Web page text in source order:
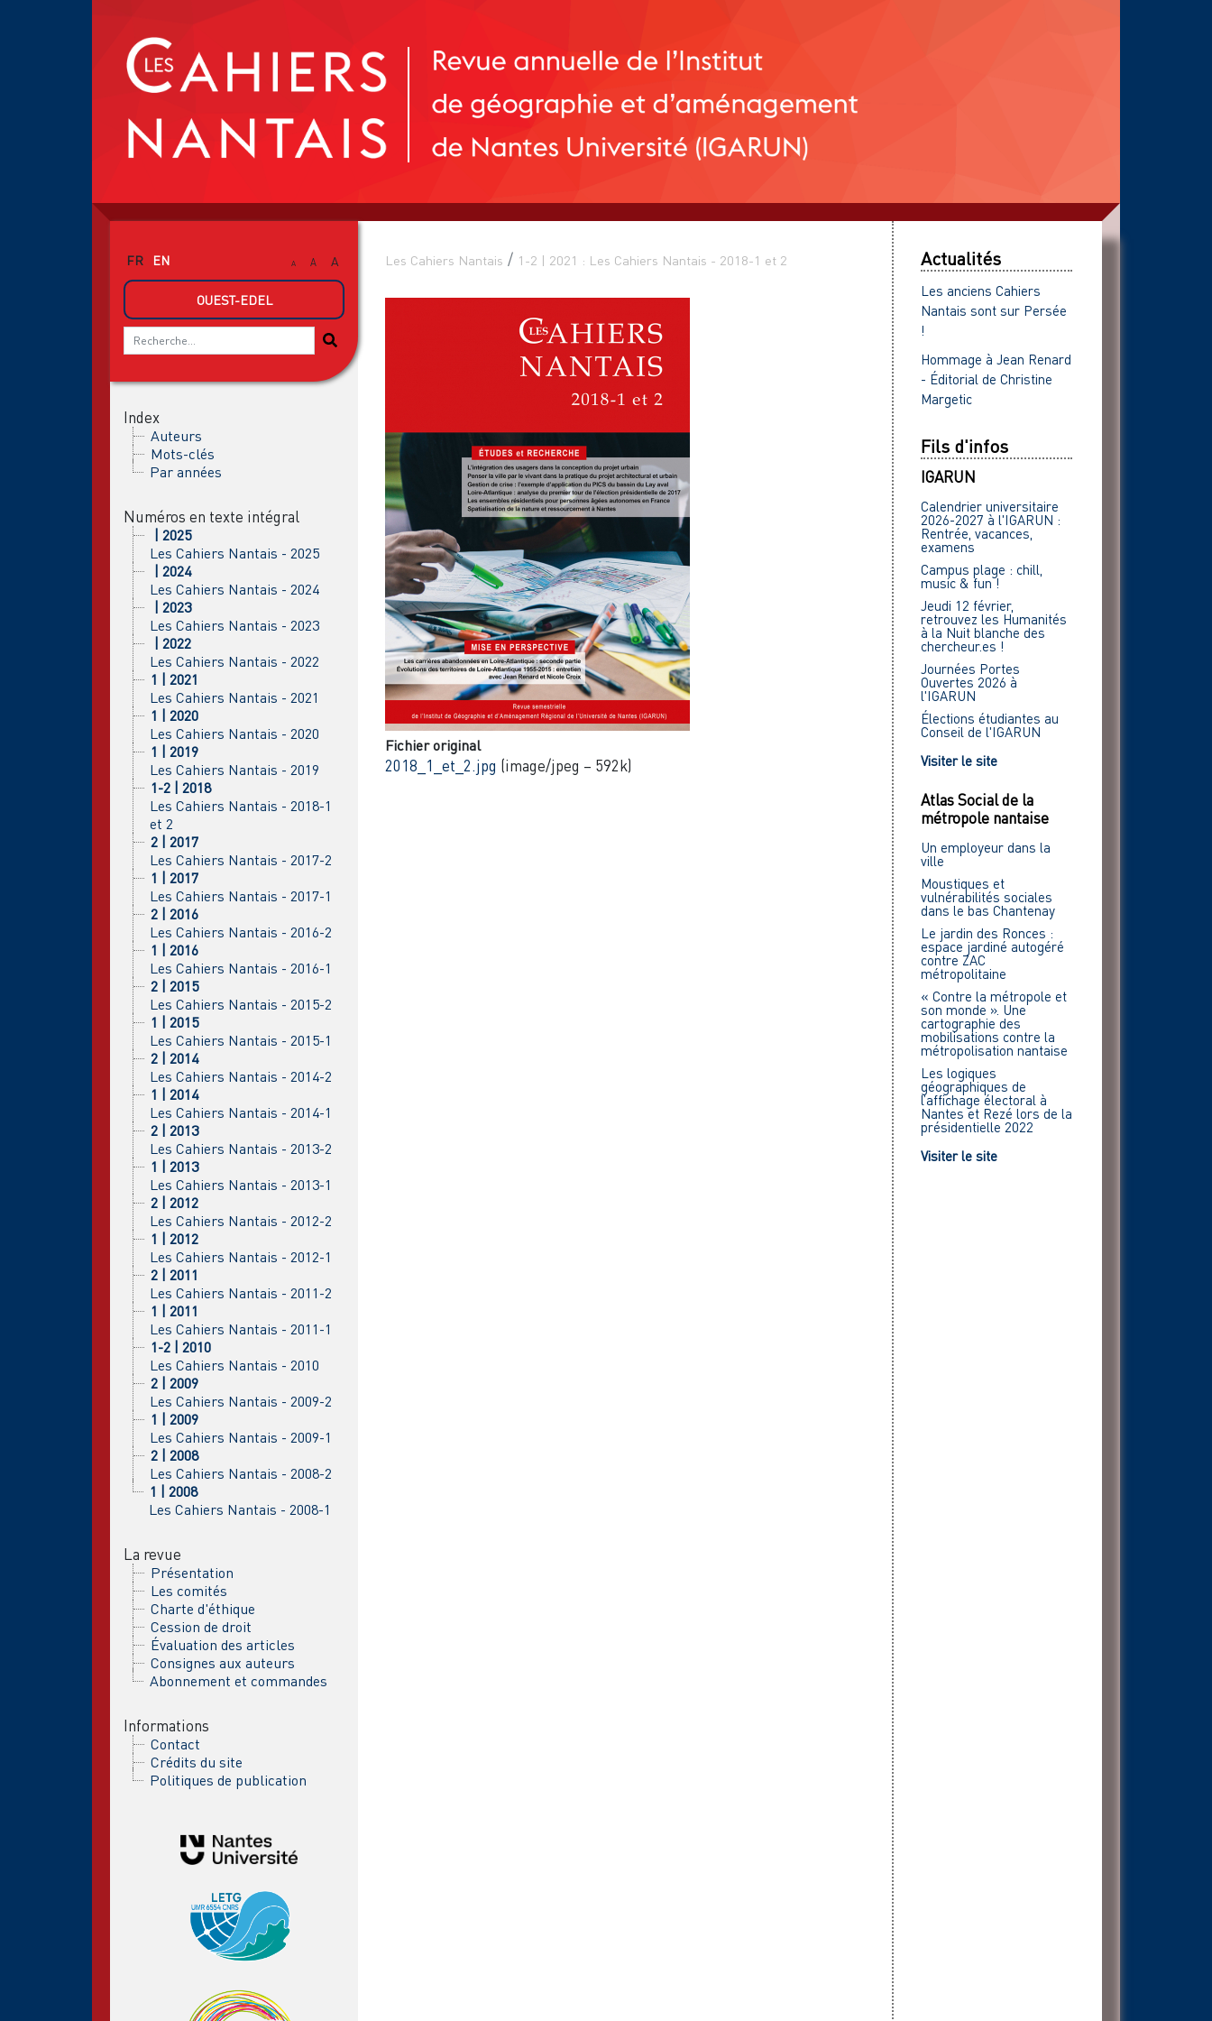
FR EN A A A
OUEST-EDEL
Index
Auteurs
Mots-clés
Par années
Numéros en texte intégral
| 2025
Les Cahiers Nantais - 2025
| 2024
Les Cahiers Nantais - 2024
| 2023
Les Cahiers Nantais - 2023
| 2022
Les Cahiers Nantais - 2022
1 | 2021
Les Cahiers Nantais - 2021
1 | 2020
Les Cahiers Nantais - 2020
1 | 2019
Les Cahiers Nantais - 2019
1-2 | 2018
Les Cahiers Nantais - 2018-1
et 2
2 | 2017
Les Cahiers Nantais - 2017-2
1 | 2017
Les Cahiers Nantais - 2017-1
2 | 2016
Les Cahiers Nantais - 2016-2
1 | 2016
Les Cahiers Nantais - 2016-1
2 | 2015
Les Cahiers Nantais - 2015-2
1 | 2015
Les Cahiers Nantais - 2015-1
2 | 2014
Les Cahiers Nantais - 2014-2
1 | 2014
Les Cahiers Nantais - 2014-1
2 | 2013
Les Cahiers Nantais - 2013-2
1 | 2013
Les Cahiers Nantais - 2013-1
2 | 2012
Les Cahiers Nantais - 2012-2
1 | 2012
Les Cahiers Nantais - 2012-1
2 | 2011
Les Cahiers Nantais - 2011-2
1 | 2011
Les Cahiers Nantais - 2011-1
1-2 | 2010
Les Cahiers Nantais - 2010
2 | 2009
Les Cahiers Nantais - 2009-2
1 | 2009
Les Cahiers Nantais - 2009-1
2 | 2008
Les Cahiers Nantais - 2008-2
1 | 2008
Les Cahiers Nantais - 2008-1
La revue
Présentation
Les comités
Charte d'éthique
Cession de droit
Évaluation des articles
Consignes aux auteurs
Abonnement et commandes
Informations
Contact
Crédits du site
Politiques de publication
Les Cahiers Nantais 1-2 | 2021 : Les Cahiers Nantais - 2018-1 et 2
Fichier original
2018_1_et_2.jpg (image/jpeg – 592k)
Actualités
Les anciens Cahiers
Nantais sont sur Persée
!
Hommage à Jean Renard
- Éditorial de Christine
Margetic
Fils d'infos
IGARUN
Calendrier universitaire
2026-2027 à l'IGARUN :
Rentrée, vacances,
examens
Campus plage : chill,
music & fun !
Jeudi 12 février,
retrouvez les Humanités
à la Nuit blanche des
chercheur.es !
Journées Portes
Ouvertes 2026 à
l'IGARUN
Élections étudiantes au
Conseil de l'IGARUN
Visiter le site
Atlas Social de la
métropole nantaise
Un employeur dans la
ville
Moustiques et
vulnérabilités sociales
dans le bas Chantenay
Le jardin des Ronces :
espace jardiné autogéré
contre ZAC
métropolitaine
« Contre la métropole et
son monde ». Une
cartographie des
mobilisations contre la
métropolisation nantaise
Les logiques
géographiques de
l’affichage électoral à
Nantes et Rezé lors de la
présidentielle 2022
Visiter le site